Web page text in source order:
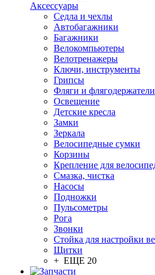
Аксессуары
Седла и чехлы
Автобагажники
Багажники
Велокомпьютеры
Велотренажеры
Ключи, инструменты
Грипсы
Фляги и флягодержатели
Освещение
Детские кресла
Замки
Зеркала
Велосипедные сумки
Корзины
Крепление для
Смазка, чистка
Насосы
Подножки
Пульсометры
Рога
Звонки
Стойка для настройки
Щитки
+ ЕЩЕ 20